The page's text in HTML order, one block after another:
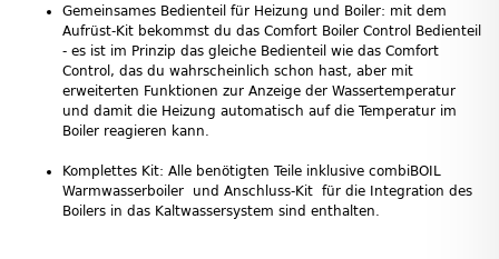
Gemeinsames Bedienteil für Heizung und Boiler: mit dem
Aufrüst-Kit bekommst du das Comfort Boiler Control Bedienteil
- es ist im Prinzip das gleiche Bedienteil wie das Comfort
Control, das du wahrscheinlich schon hast, aber mit
erweiterten Funktionen zur Anzeige der Wassertemperatur
und damit die Heizung automatisch auf die Temperatur im
Boiler reagieren kann.
Komplettes Kit: Alle benötigten Teile inklusive combiBOIL
Warmwasserboiler und Anschluss-Kit für die Integration des
Boilers in das Kaltwassersystem sind enthalten.